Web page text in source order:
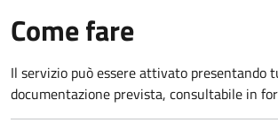
Come fare
Il servizio può essere attivato presentando
documentazione prevista, consultabile in